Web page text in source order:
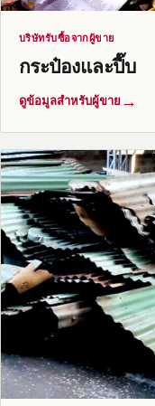
บริษัทรับซื้อจากผู้ขาย
กระป๋องและปี๊บ
ดูข้อมูลสำหรับผู้ขาย →